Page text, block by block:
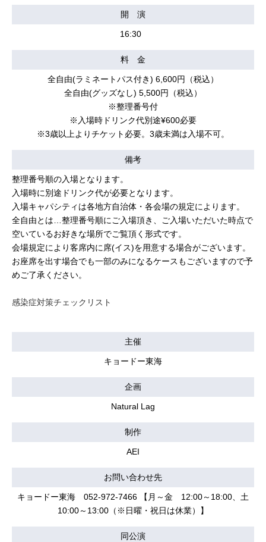
開 演
16:30
料 金
全自由(ラミネートパス付き) 6,600円（税込）
全自由(グッズなし) 5,500円（税込）
※整理番号付
※入場時ドリンク代別途¥600必要
※3歳以上よりチケット必要。3歳未満は入場不可。
備考
整理番号順の入場となります。
入場時に別途ドリンク代が必要となります。
入場キャパシティは各地方自治体・各会場の規定によります。
全自由とは…整理番号順にご入場頂き、ご入場いただいた時点で
空いているお好きな場所でご覧頂く形式です。
会場規定により客席内に席(イス)を用意する場合がございます。
お座席を出す場合でも一部のみになるケースもございますので予
めご了承ください。
感染症対策チェックリスト
主催
キョードー東海
企画
Natural Lag
制作
AEI
お問い合わせ先
キョードー東海 052-972-7466 【月～金 12:00～18:00、土
10:00～13:00（※日曜・祝日は休業）】
同公演